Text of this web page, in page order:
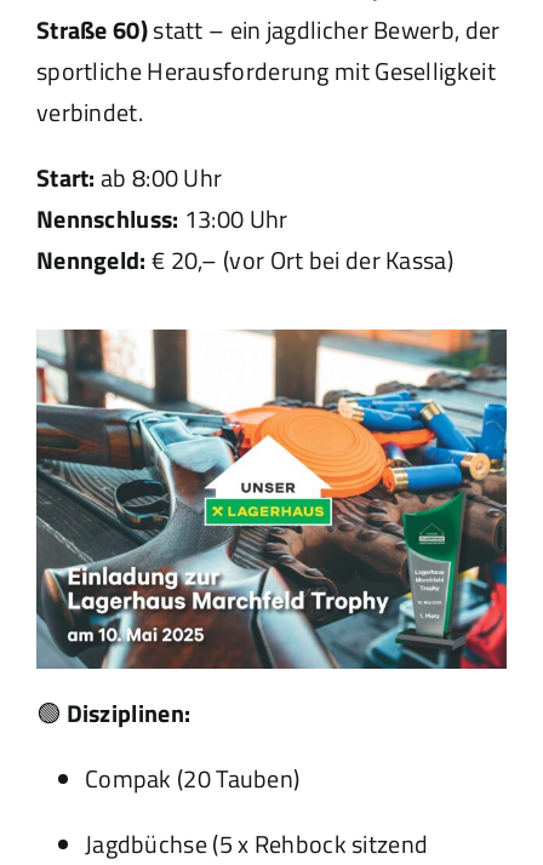
Verein
Straße 60)statt – ein jagdlicher Bewerb, der
sportliche Herausforderung mit Geselligkeit
verbindet.
Start:ab 8:00 Uhr
Nennschluss: 13:00 Uhr
Nenngeld:€ 20,– (vor Ort bei der Kassa)
🟢 Disziplinen:
Compak (20 Tauben)
Jagdbüchse (5 x Rehbock sitzend